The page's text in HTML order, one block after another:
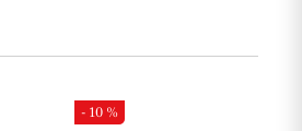
- 10 %